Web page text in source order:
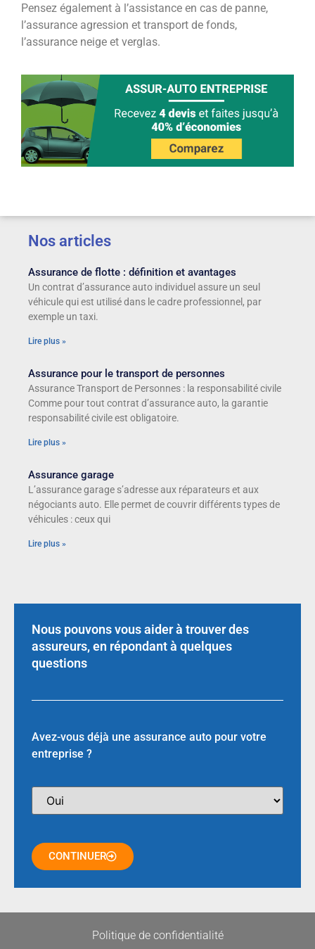
Pensez également à l’assistance en cas de panne,
l’assurance agression et transport de fonds,
l’assurance neige et verglas.
Nos articles
Assurance de flotte : définition et avantages
Un contrat d’assurance auto individuel assure un seul
véhicule qui est utilisé dans le cadre professionnel, par
exemple un taxi.
Lire plus »
Assurance pour le transport de personnes
Assurance Transport de Personnes : la responsabilité civile
Comme pour tout contrat d’assurance auto, la garantie
responsabilité civile est obligatoire.
Lire plus »
Assurance garage
L’assurance garage s’adresse aux réparateurs et aux
négociants auto. Elle permet de couvrir différents types de
véhicules : ceux qui
Lire plus »
Nous pouvons vous aider à trouver des
assureurs, en répondant à quelques
questions
Avez-vous déjà une assurance auto pour votre
entreprise ?
CONTINUER
Politique de confidentialité